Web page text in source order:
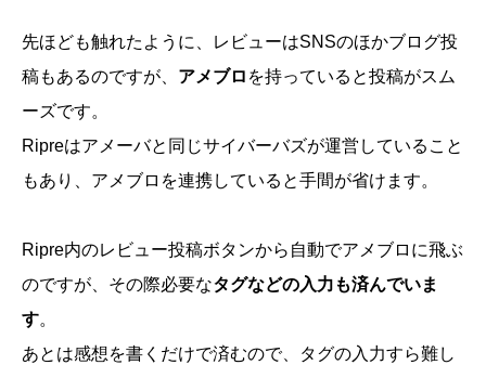
先ほども触れたように、レビューはSNSのほかブログ投
稿もあるのですが、 アメブロ を持っていると投稿がスム
ーズです。
Ripreはアメーバと同じサイバーバズが運営していること
もあり、アメブロを連携していると手間が省けます。
Ripre内のレビュー投稿ボタンから自動でアメブロに飛ぶ
のですが、その際必要なタグなどの入力も済んでいま
す。
あとは感想を書くだけで済むので、タグの入力すら難し